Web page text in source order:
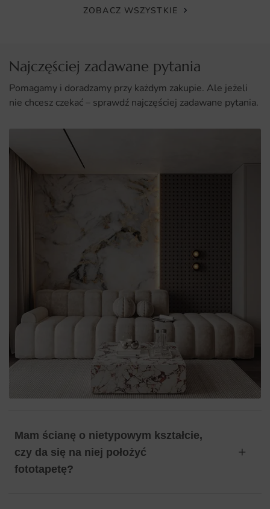
pomieszczeniach.ZOBACZ WSZYSTKIE
Najczęściej zadawane pytania
Pomagamy i doradzamy przy każdym zakupie. Ale jeżeli
nie chcesz czekać – sprawdź najczęściej zadawane pytania.
Mam ścianę o nietypowym kształcie,
czy da się na niej położyć
fototapetę?